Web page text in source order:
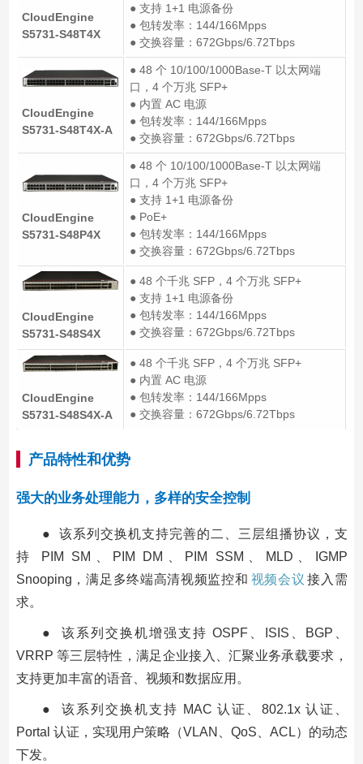
CloudEngine
S5731-S48T4X
● 支持 1+1 电源备份
● 包转发率：144/166Mpps
● 交换容量：672Gbps/6.72Tbps
CloudEngine
S5731-S48T4X-A
● 48 个 10/100/1000Base-T 以太网端
口，4 个万兆 SFP+
● 内置 AC 电源
● 包转发率：144/166Mpps
● 交换容量：672Gbps/6.72Tbps
CloudEngine
S5731-S48P4X
● 48 个 10/100/1000Base-T 以太网端
口，4 个万兆 SFP+
● 支持 1+1 电源备份
● PoE+
● 包转发率：144/166Mpps
● 交换容量：672Gbps/6.72Tbps
CloudEngine
S5731-S48S4X
● 48 个千兆 SFP，4 个万兆 SFP+
● 支持 1+1 电源备份
● 包转发率：144/166Mpps
● 交换容量：672Gbps/6.72Tbps
CloudEngine
S5731-S48S4X-A
● 48 个千兆 SFP，4 个万兆 SFP+
● 内置 AC 电源
● 包转发率：144/166Mpps
● 交换容量：672Gbps/6.72Tbps
产品特性和优势
强大的业务处理能力，多样的安全控制
● 该系列交换机支持完善的二、三层组播协议，支
持 PIM SM、PIM DM、PIM SSM、MLD、IGMP
Snooping，满足多终端高清视频监控和 视频会议 接入需
求。
● 该系列交换机增强支持 OSPF、ISIS、BGP、
VRRP 等三层特性，满足企业接入、汇聚业务承载要求，
支持更加丰富的语音、视频和数据应用。
● 该系列交换机支持 MAC 认证、802.1x 认证、
Portal 认证，实现用户策略（VLAN、QoS、ACL）的动态
下发。